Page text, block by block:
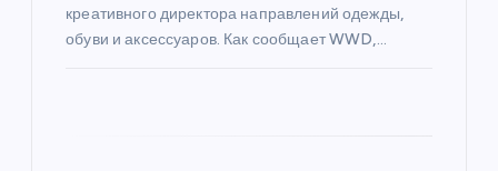
креативного директора направлений одежды,
обуви и аксессуаров. Как сообщает WWD,…